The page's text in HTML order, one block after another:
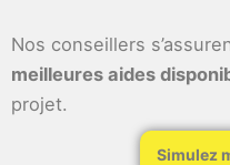
Nos conseillers
meilleures aides
projet.
Simulez